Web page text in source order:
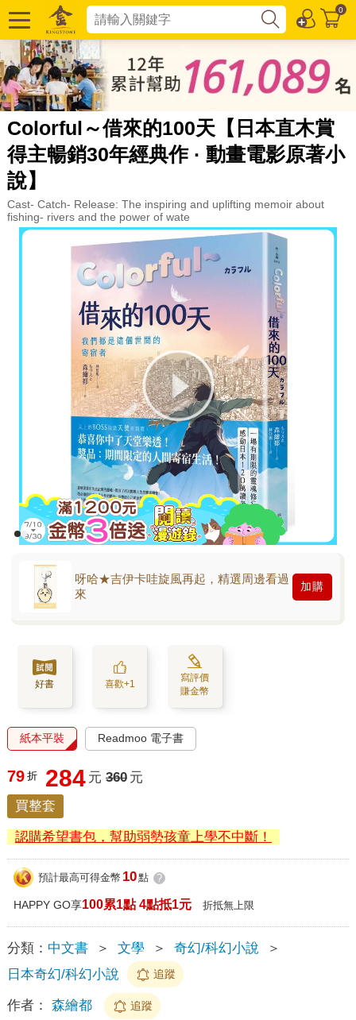
0
Colorful～借來的100天【日本直木賞
得主暢銷30年經典作 · 動畫電影原著小
說】
Cast- Catch- Release: The inspiring and uplifting memoir about
fishing- rivers and the power of wate
呀哈★吉伊卡哇旋風再起，精選周邊看過
來
加購
好書 喜歡+1
寫評價
賺金幣
紙本平裝 Readmoo 電子書
79 折 284 元 360 元
買整套
認購希望書包，幫助弱勢孩童上學不中斷！
預計最高可得金幣 10點 ?
HAPPY GO享100累1點 4點抵1元 折抵無上限
分類： 中文書 ＞ 文學 ＞ 奇幻/科幻小說
＞
日本奇幻/科幻小說
追蹤
作者： 森繪都 追蹤